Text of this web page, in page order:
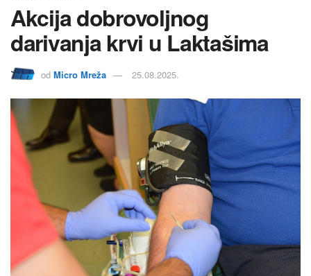
Akcija dobrovoljnog
darivanja krvi u Laktašima
od Micro Mreža 25.08.2025.